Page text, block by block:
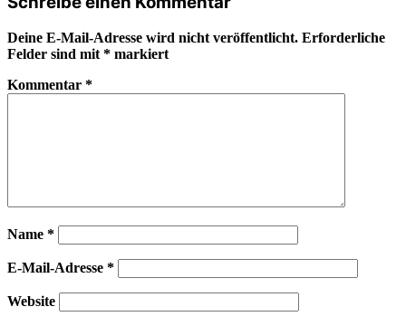
Deine E-Mail-Adresse wird nicht veröffentlicht. Erforderliche
Felder sind mit * markiert
Kommentar *
Name *
E-Mail-Adresse *
Website